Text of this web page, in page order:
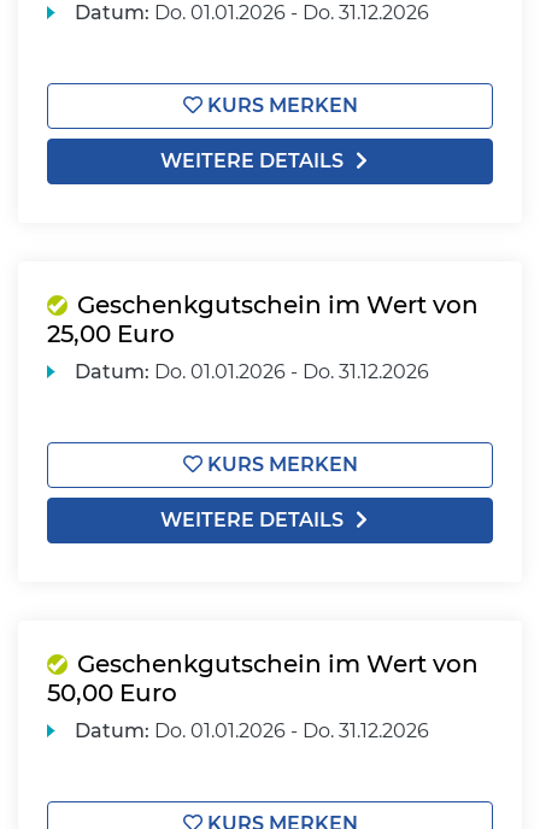
Datum: Do. 01.01.2026 - Do. 31.12.2026
KURS MERKEN
WEITERE DETAILS
Geschenkgutschein im Wert von
25,00 Euro
Datum: Do. 01.01.2026 - Do. 31.12.2026
KURS MERKEN
WEITERE DETAILS
Geschenkgutschein im Wert von
50,00 Euro
Datum: Do. 01.01.2026 - Do. 31.12.2026
KURS MERKEN